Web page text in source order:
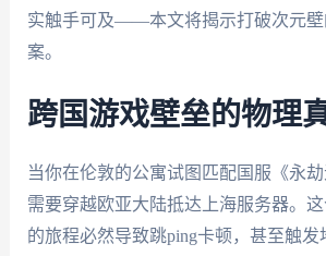
实触手可及——本文将揭示打破次元壁
案。
跨国游戏壁垒的物理
当你在伦敦的公寓试图匹配国服《永
需要穿越欧亚大陆抵达上海服务器。
的旅程必然导致跳ping卡顿，甚至触发